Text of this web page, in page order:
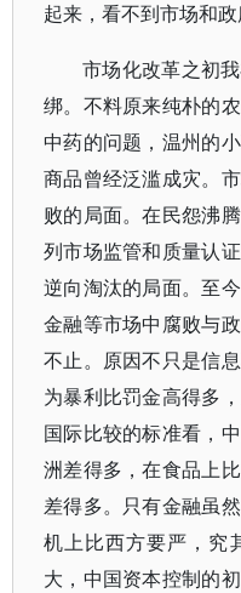
起来，看不到市场和政
市场化改革之初
绑。不料原来纯朴的
中药的问题，温州的
商品曾经泛滥成灾。
败的局面。在民怨沸
列市场监管和质量认
逆向淘汰的局面。至
金融等市场中腐败与
不止。原因不只是信
为暴利比罚金高得多
国际比较的标准看，
洲差得多，在食品上
差得多。只有金融虽
机上比西方要严，究
大，中国资本控制的